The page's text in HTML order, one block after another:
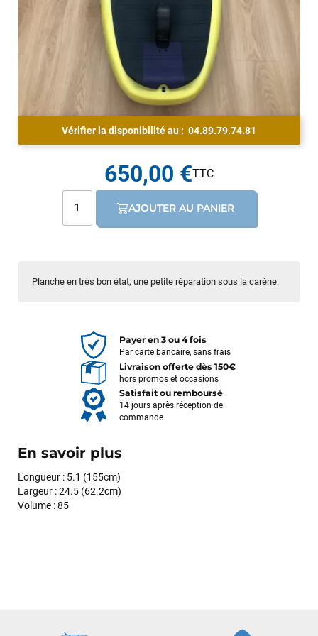
Planche en très bon état, une petite réparation sous la carène.
Vérifier la disponibilité au : 04.89.79.74.81
650,00 €
AJOUTER AU PANIER
Payer en 3 ou 4 fois
Par carte bancaire, sans frais
Livraison offerte dès 150€
hors promos et occasions
Satisfait ou remboursé
14 jours après réception de
commande
En savoir plus
Longueur : 5.1 (155cm)
Largeur : 24.5 (62.2cm)
Volume : 85
avec moi les caractéristiques des équipements, me conseiller